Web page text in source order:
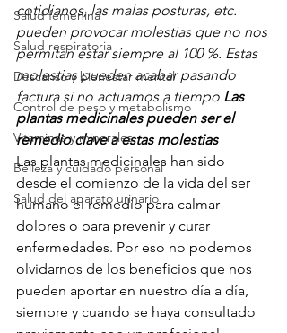
Salud femenina
Salud respiratoria
Descanso y bienestar mental
Control de peso y metabolismo
Vitaminas y minerales
Belleza y cuidado personal
Salud del aparato urinario
cotidianos, las malas posturas, etc.
pueden provocar molestias que no nos
permitan estar siempre al 100 %. Estas
molestias pueden acabar pasando
factura si no actuamos a tiempo.Las
plantas medicinales pueden ser el
remedio clave a estas molestias
Las plantas medicinales han sido
desde el comienzo de la vida del ser
humano el remedio para calmar
dolores o para prevenir y curar
enfermedades. Por eso no podemos
olvidarnos de los beneficios que nos
pueden aportar en nuestro día a día,
siempre y cuando se haya consultado